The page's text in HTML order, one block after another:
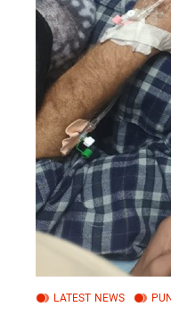
LATEST NEWS